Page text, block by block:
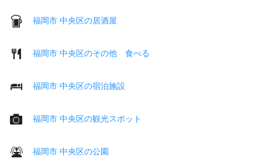
福岡市 中央区の居酒屋
福岡市 中央区のその他 食べる
福岡市 中央区の宿泊施設
福岡市 中央区の観光スポット
福岡市 中央区の公園